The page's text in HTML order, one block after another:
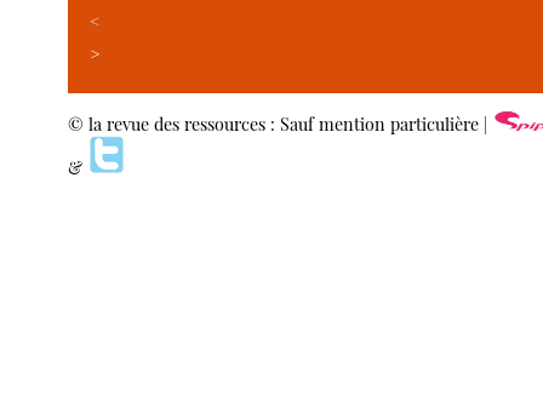
<
>
© la revue des ressources : Sauf mention particulière |
&